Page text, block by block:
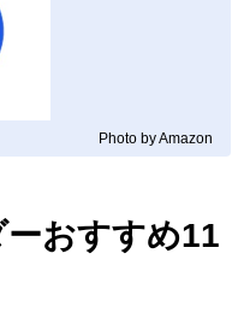
Photo by Amazon
ーおすすめ11